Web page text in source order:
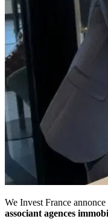
We Invest France
associant agences